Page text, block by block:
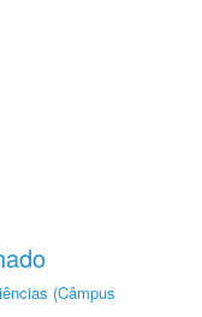
(Câmpus